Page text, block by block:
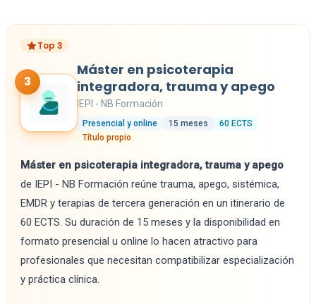
Top 3
3
Máster en psicoterapia
integradora, trauma y apego
IEPI - NB Formación
Presencial y online 15 meses
60 ECTS
Título propio
Máster en psicoterapia integradora, trauma y apego
de IEPI - NB Formación reúne trauma, apego, sistémica,
EMDR y terapias de tercera generación en un itinerario de
60 ECTS. Su duración de 15 meses y la disponibilidad en
formato presencial u online lo hacen atractivo para
profesionales que necesitan compatibilizar especialización
y práctica clínica.